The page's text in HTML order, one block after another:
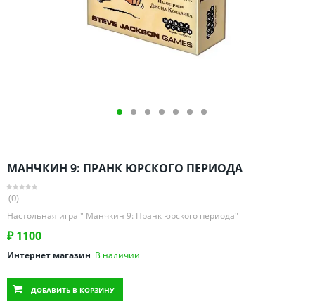
Оренбургская область
Саратовская область
Свердловская область
Смоленская область
Ставропольский край
Тамбовская область
Татарстан
Тверская область
МАНЧКИН 9: ПРАНК ЮРСКОГО ПЕРИОДА
(0)
Настольная игра " Манчкин 9: Пранк юрского периода"
₽ 1100
Интернет магазин В наличии
ДОБАВИТЬ В КОРЗИНУ